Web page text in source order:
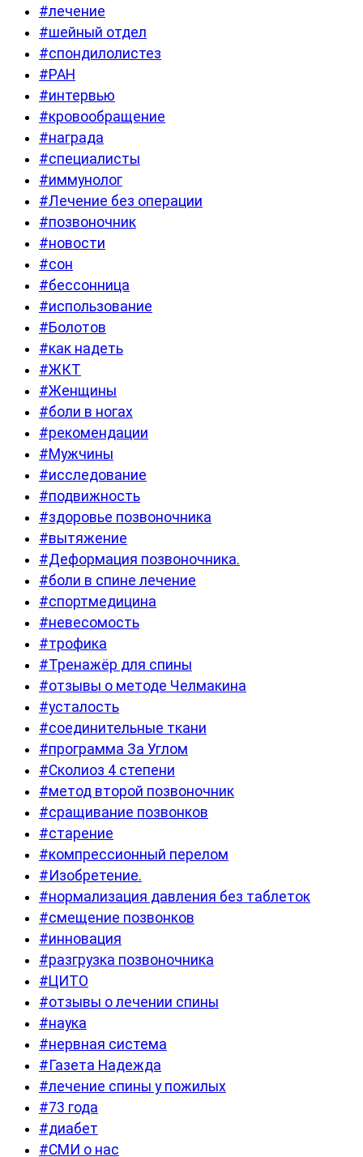
#лечение
#шейный отдел
#спондилолистез
#РАН
#интервью
#кровообращение
#награда
#специалисты
#иммунолог
#Лечение без операции
#позвоночник
#новости
#сон
#бессонница
#использование
#Болотов
#как надеть
#ЖКТ
#Женщины
#боли в ногах
#рекомендации
#Мужчины
#исследование
#подвижность
#здоровье позвоночника
#вытяжение
#Деформация позвоночника.
#боли в спине лечение
#спортмедицина
#невесомость
#трофика
#Тренажёр для спины
#отзывы о методе Челмакина
#усталость
#соединительные ткани
#программа За Углом
#Сколиоз 4 степени
#метод второй позвоночник
#сращивание позвонков
#старение
#компрессионный перелом
#Изобретение.
#нормализация давления без таблеток
#смещение позвонков
#инновация
#разгрузка позвоночника
#ЦИТО
#отзывы о лечении спины
#наука
#нервная система
#Газета Надежда
#лечение спины у пожилых
#73 года
#диабет
#СМИ о нас